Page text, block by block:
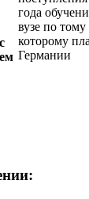
года
вузе по
которому
Германии